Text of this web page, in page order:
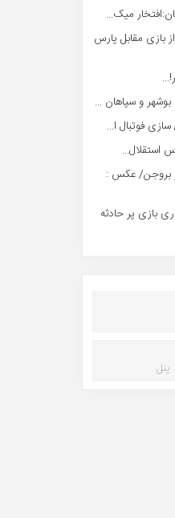
میک...
بازی مقابل پارس
و سپاهان ...
فوتبال ا...
استقلال...
بروجن/ عکس :
بازی پر حادثه